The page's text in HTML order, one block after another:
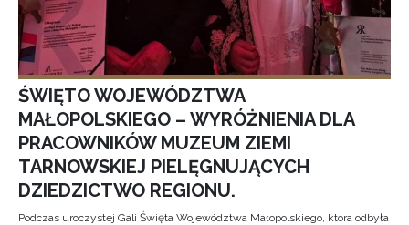
ŚWIĘTO WOJEWÓDZTWA
MAŁOPOLSKIEGO – WYRÓŻNIENIA DLA
PRACOWNIKÓW MUZEUM ZIEMI
TARNOWSKIEJ PIELĘGNUJĄCYCH
DZIEDZICTWO REGIONU.
Podczas uroczystej Gali Święta Województwa Małopolskiego, która odbyła